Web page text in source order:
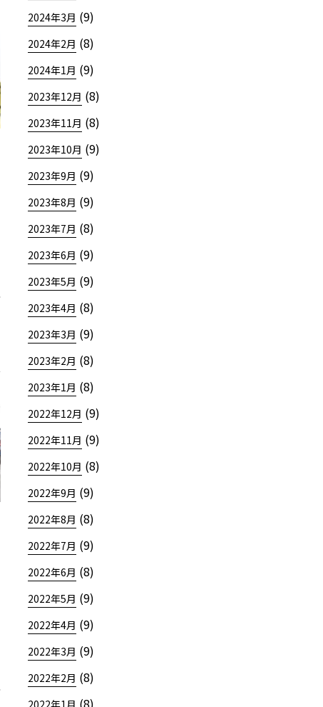
2024年3月 (9)
2024年2月 (8)
2024年1月 (9)
2023年12月 (8)
2023年11月 (8)
2023年10月 (9)
2023年9月 (9)
2023年8月 (9)
2023年7月 (8)
2023年6月 (9)
2023年5月 (9)
2023年4月 (8)
2023年3月 (9)
2023年2月 (8)
2023年1月 (8)
2022年12月 (9)
2022年11月 (9)
2022年10月 (8)
2022年9月 (9)
2022年8月 (8)
2022年7月 (9)
2022年6月 (8)
2022年5月 (9)
2022年4月 (9)
2022年3月 (9)
2022年2月 (8)